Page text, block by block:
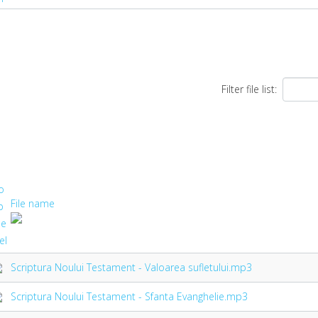
Filter file list:
File name
Scriptura Noului Testament - Valoarea sufletului.mp3
Scriptura Noului Testament - Sfanta Evanghelie.mp3